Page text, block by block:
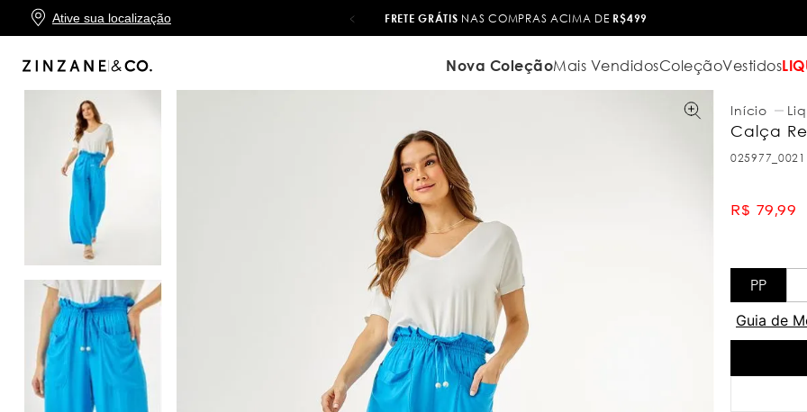
Ative sua localização
FRETE GRÁTISNAS COMPRAS ACIMA DE TROCA FÁCIL
Nova ColeçãoMais VendidosColeçãoVestidos
Calça
025977_0021
R$ 79,99
PP
Guia de